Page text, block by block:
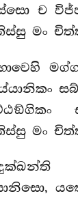
ච
මං
මං